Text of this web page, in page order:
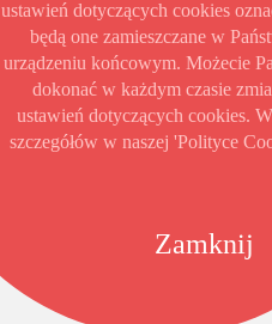
Zamknij
ustawień dotyczących cookies
będą one zamieszczane w
urządzeniu końcowym. Możecie
dokonać w każdym czasie
ustawień dotyczących cookies.
szczegółów w naszej 'Polityce